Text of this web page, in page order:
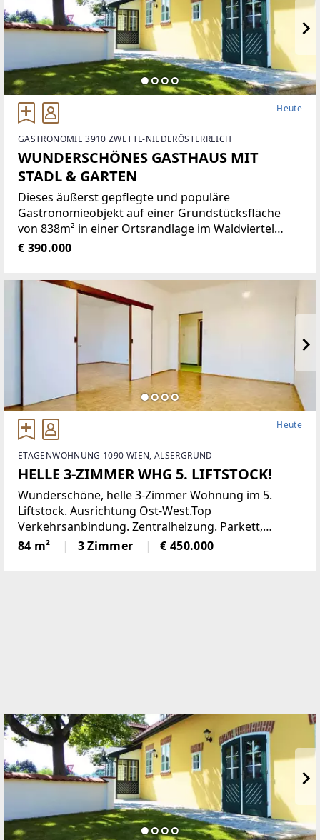
Heute
GASTRONOMIE 3910 ZWETTL-NIEDERÖSTERREICH
WUNDERSCHÖNES GASTHAUS MIT
STADL & GARTEN
Dieses äußerst gepflegte und populäre
Gastronomieobjekt auf einer Grundstücksfläche
von 838m² in einer Ortsrandlage im Waldviertel
bietet eine Vielzahl von Nutzungsmöglichkeiten wie
€ 390.000
Heute
ETAGENWOHNUNG 1090 WIEN, ALSERGRUND
HELLE 3-ZIMMER WHG 5. LIFTSTOCK!
Wunderschöne, helle 3-Zimmer Wohnung im 5.
Liftstock. Ausrichtung Ost-West.Top
Verkehrsanbindung. Zentralheizung. Parkett,
Jalousien, Abstellraum. Kellerabteil.Diese
lichtdurchflutete Etagenwohnung bietet reichlich
84 m² 3 Zimmer € 450.000